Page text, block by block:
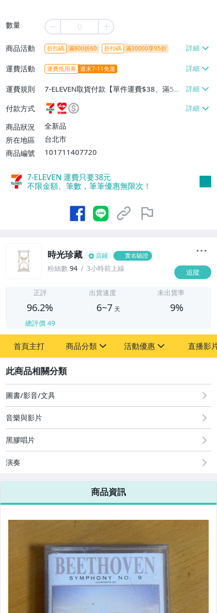
數量
商品活動 折扣碼 滿800折60 折扣碼 滿30000享95折
運費活動 運費抵用券 週末7-11免運
運費規則
7-ELEVEN取貨付款【單件運費$38、滿5件
或消費滿$1298免運費】、7-ELEVEN取貨
不付款【免運費】、萊爾富取貨付款【單件
運費$60、滿5件或消費滿$1298免運
費】、宅配/貨運【單件運費$120、滿5件
付款方式
商品狀況
全新品
所在地區
台北市
商品編號
101711407720
7-ELEVEN 運費只要38元
不限金額、筆數，筆筆優惠無限次！
時光珍藏 店鋪 實名驗證
粉絲數 94 3小時前上線 追蹤
正評
96.2%
總評價 49
出貨速度
6~7 天
未出貨率
9%
首頁主打 商品分類
其它
活動優惠
[全店] 粉絲專享
[全店] 週年慶
直播影
圖書/影音/文具
音樂與影片
黑膠唱片
演奏
商品資訊